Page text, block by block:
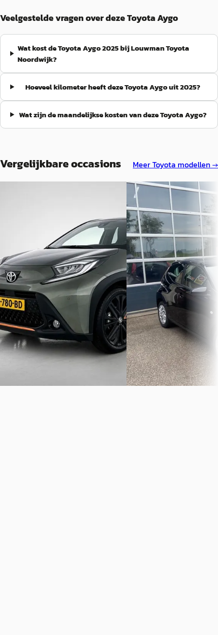
Veelgestelde vragen over deze Toyota Aygo
Wat kost de Toyota Aygo 2025 bij Louwman Toyota
Noordwijk?
Hoeveel kilometer heeft deze Toyota Aygo uit 2025?
Wat zijn de maandelijkse kosten van deze Toyota Aygo?
Vergelijkbare occasions MeerToyota modellen →
v.a. € 412/mnd
Boven markt
2022 · 2.549 km · Benzine ·
Handgeschakeld
Louwman Toyota Dordrecht
Dordrecht
4,4(377)
Bekijk aanbieding →
Toyota Aygo·2021
1.0 VVT-i x-play / Zwart /
carplay / Android auto /
€ 11.999
v.a. € 254/mnd
Scherp geprijsd
2021 · 71.073 km · Benzine ·
Handgeschakeld
Autobedrijf Pieter
Mantgum
Bekijk aanbieding →
Vergelijk